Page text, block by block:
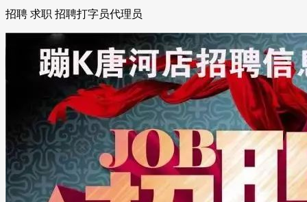
招聘 求职 招聘打字员代理员